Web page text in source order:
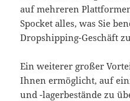
auf mehreren
Spocket alles, was Sie
Dropshipping-Geschäft
Ein weiterer großer
Ihnen ermöglicht, auf
und -lagerbestände zu